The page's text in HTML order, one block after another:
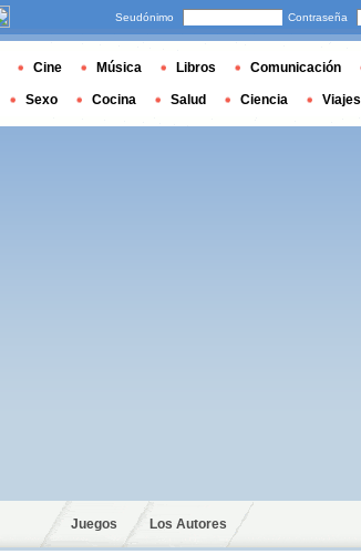
Juegos Los Autores
Seudónimo Contraseña
Cine Música Libros Comunicación
Sexo Cocina Salud Ciencia Viajes